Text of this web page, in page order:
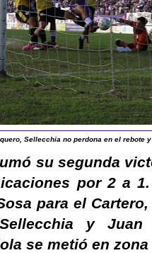
Sellecchia no perdona en el
su segunda
por 2 a
para el
y Juan
se metió en